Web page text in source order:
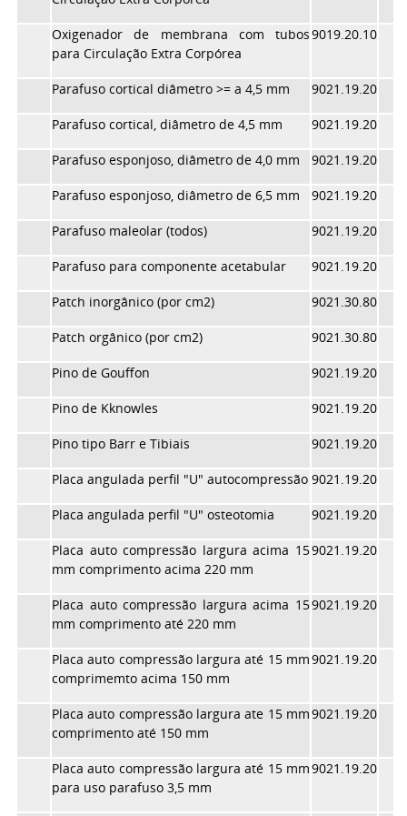
Oxigenador de membrana com tubos
para Circulação Extra Corpórea
9019.20.10
Parafuso cortical diâmetro >= a 4,5 mm 9021.19.20
Parafuso cortical, diâmetro de 4,5 mm 9021.19.20
Parafuso esponjoso, diâmetro de 4,0 mm 9021.19.20
Parafuso esponjoso, diâmetro de 6,5 mm 9021.19.20
Parafuso maleolar (todos) 9021.19.20
Parafuso para componente acetabular 9021.19.20
Patch inorgânico (por cm2) 9021.30.80
Patch orgânico (por cm2) 9021.30.80
Pino de Gouffon 9021.19.20
Pino de Kknowles 9021.19.20
Pino tipo Barr e Tibiais 9021.19.20
Placa angulada perfil "U" autocompressão 9021.19.20
Placa angulada perfil "U" osteotomia 9021.19.20
Placa auto compressão largura acima 15
mm comprimento acima 220 mm
9021.19.20
Placa auto compressão largura acima 15
mm comprimento até 220 mm
9021.19.20
Placa auto compressão largura até 15 mm
comprimemto acima 150 mm
9021.19.20
Placa auto compressão largura ate 15 mm
comprimento até 150 mm
9021.19.20
Placa auto compressão largura até 15 mm
para uso parafuso 3,5 mm
9021.19.20